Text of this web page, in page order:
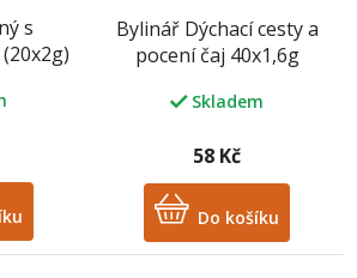
s
Bylinář Dýchací cesty a
pocení čaj 40x1,6g
Skladem
58 Kč
Do košíku